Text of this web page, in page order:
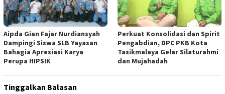
Aipda Gian Fajar Nurdiansyah
Dampingi Siswa SLB Yayasan
Bahagia Apresiasi Karya
Perupa HIPSIK
Perkuat Konsolidasi dan Spirit
Pengabdian, DPC PKB Kota
Tasikmalaya Gelar Silaturahmi
dan Mujahadah
Tinggalkan Balasan